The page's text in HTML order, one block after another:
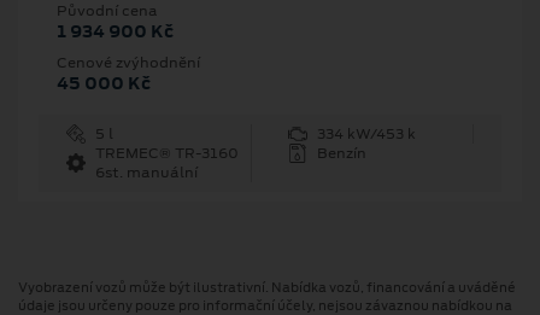
Původní cena
1 934 900 Kč
Cenové zvýhodnění
45 000 Kč
5 l
334 kW/453 k
TREMEC® TR-3160
6st. manuální
Benzín
Vyobrazení vozů může být ilustrativní. Nabídka vozů, financování a uváděné
údaje jsou určeny pouze pro informační účely, nejsou závaznou nabídkou na